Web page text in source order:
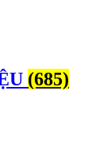
(685)